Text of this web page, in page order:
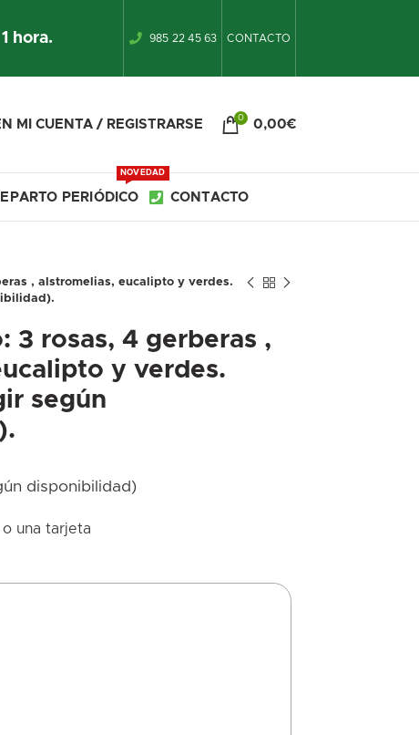
hora. 985 22 45 63 CONTACTO
MI CUENTA / REGISTRARSE
0
0,00€
PERIÓDICO
NOVEDAD
CONTACTO
, alstromelias, eucalipto y verdes.
3 rosas, 4 gerberas ,
y verdes.
según
disponibilidad)
una tarjeta